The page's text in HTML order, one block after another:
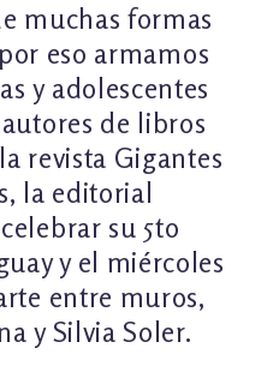
INFANTIL
INFANCIA Y VÍNCULOS
PODCASTS
LITERARIAS
INFANTIL
LITERARIAS
muchas formas
eso armamos
y adolescentes
de libros
revista Gigantes
la editorial
su 5to
y el miércoles
entre muros,
y Silvia Soler.